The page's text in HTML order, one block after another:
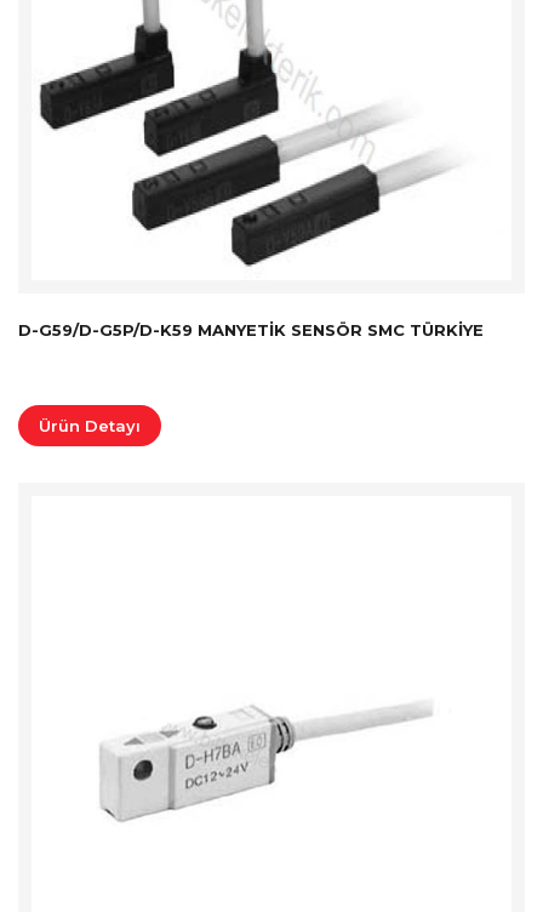
D-G59/D-G5P/D-K59 MANYETIK SENSÖR SMC TÜRKİYE
Ürün Detayı